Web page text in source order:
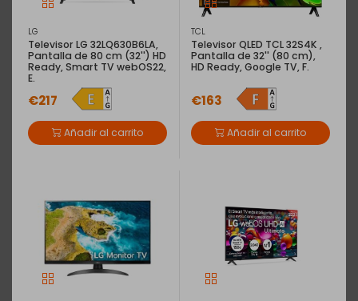
LG
Televisor LG 32LQ630B6LA,
Pantalla de 80 cm (32'') HD
Ready, Smart TV webOS22,
E.
€217
Añadir al carrito
TCL
Televisor QLED TCL 32S4K ,
Pantalla de 32'' (80 cm),
HD Ready, Google TV, F.
€163
Añadir al carrito